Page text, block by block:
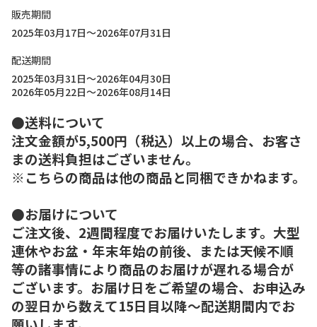
販売期間
2025年03月17日～2026年07月31日
配送期間
2025年03月31日～2026年04月30日
2026年05月22日～2026年08月14日
●送料について
注文金額が5,500円（税込）以上の場合、お客さ
まの送料負担はございません。
※こちらの商品は他の商品と同梱できかねます。
●お届けについて
ご注文後、2週間程度でお届けいたします。大型
連休やお盆・年末年始の前後、または天候不順
等の諸事情により商品のお届けが遅れる場合が
ございます。お届け日をご希望の場合、お申込み
の翌日から数えて15日目以降～配送期間内でお